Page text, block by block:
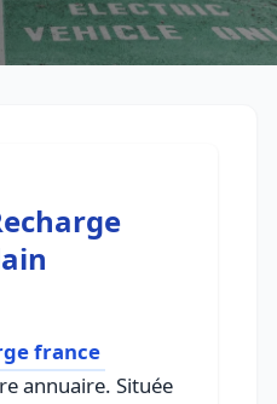
france
annuaire. Située